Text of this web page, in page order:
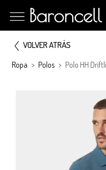
VOLVER ATRÁS
Ropa Polos Polo HH